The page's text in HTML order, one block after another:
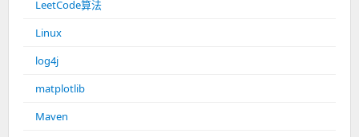
LeetCode算法
Linux
log4j
matplotlib
Maven